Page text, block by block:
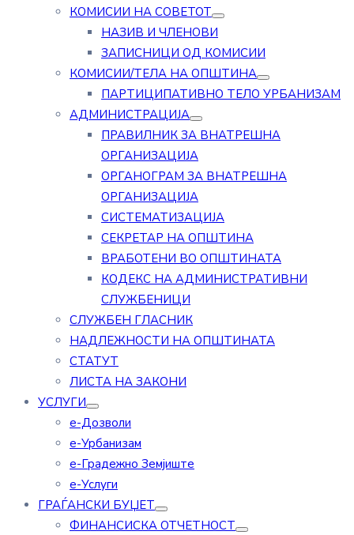
КОМИСИИ НА СОВЕТОТ
НАЗИВ И ЧЛЕНОВИ
ЗАПИСНИЦИ ОД КОМИСИИ
КОМИСИИ/ТЕЛА НА ОПШТИНА
ПАРТИЦИПАТИВНО ТЕЛО УРБАНИЗАМ
АДМИНИСТРАЦИЈА
ПРАВИЛНИК ЗА ВНАТРЕШНА
ОРГАНИЗАЦИЈА
ОРГАНОГРАМ ЗА ВНАТРЕШНА
ОРГАНИЗАЦИЈА
СИСТЕМАТИЗАЦИЈА
СЕКРЕТАР НА ОПШТИНА
ВРАБОТЕНИ ВО ОПШТИНАТА
КОДЕКС НА АДМИНИСТРАТИВНИ
СЛУЖБЕНИЦИ
СЛУЖБЕН ГЛАСНИК
НАДЛЕЖНОСТИ НА ОПШТИНАТА
СТАТУТ
ЛИСТА НА ЗАКОНИ
УСЛУГИ
е-Дозволи
е-Урбанизам
е-Градежно Земјиште
е-Услуги
ГРАЃАНСКИ БУЏЕТ
ФИНАНСИСКА ОТЧЕТНОСТ